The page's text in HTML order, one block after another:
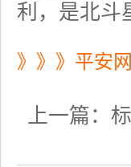
利，是北斗
》》》平安
上一篇：